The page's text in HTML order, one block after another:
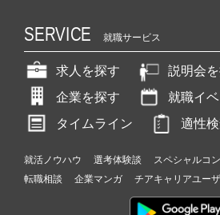
SERVICE 就職サービス
求人を探す
説明会
企業を探す
就職イ
タイムライン
適性
就活ノウハウ 選考体験談 スペシャルコ
転職相談
企業マンガ チアキャリアユー